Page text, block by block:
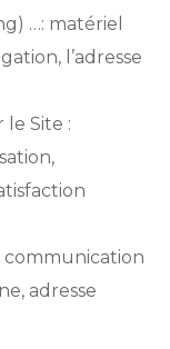
…: matériel
l’adresse
Site :
communication
adresse